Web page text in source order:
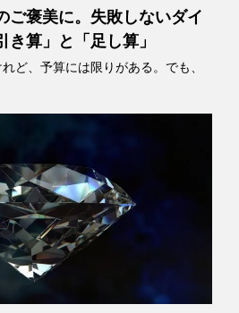
ご褒美に。失敗しないダイ
算」と「足し算」
ど、予算には限りがある。でも、